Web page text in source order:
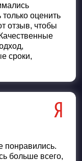
оценить
отзыв, чтобы
сроки,
понравились.
больше всего,